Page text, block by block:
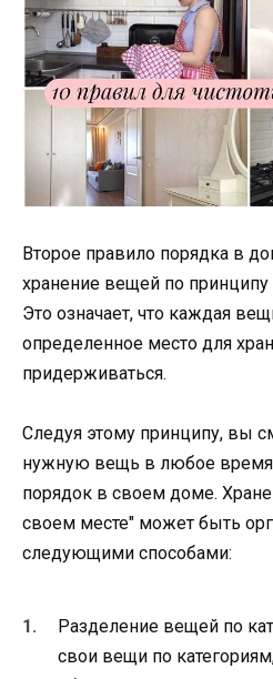
Второе правило порядка в
хранение вещей по принципу
Это означает, что каждая
определенное место для
придерживаться.
Следуя этому принципу, вы
нужную вещь в любое время,
порядок в своем доме.
своем месте" может быть
следующими способами:
Разделение вещей по
свои вещи по